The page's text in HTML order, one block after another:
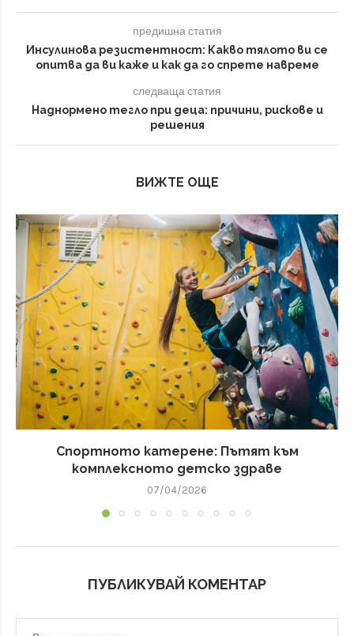
предишна статия
Инсулинова резистентност: Какво тялото ви се
опитва да ви каже и как да го спрете навреме
следваща статия
Наднормено тегло при деца: причини, рискове и
решения
ВИЖТЕ ОЩЕ
Спортното катерене: Пътят към
комплексното детско здраве
07/04/2026
ПУБЛИКУВАЙ КОМЕНТАР